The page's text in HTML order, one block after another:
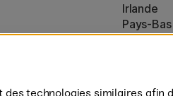
Irlande
Pays-Bas
* Des
technologies similaires afin